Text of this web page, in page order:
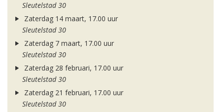
Sleutelstad 30
Zaterdag 14 maart, 17.00 uur
Sleutelstad 30
Zaterdag 7 maart, 17.00 uur
Sleutelstad 30
Zaterdag 28 februari, 17.00 uur
Sleutelstad 30
Zaterdag 21 februari, 17.00 uur
Sleutelstad 30